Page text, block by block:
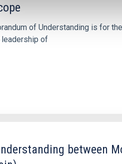
of Understanding is for
leadership of
between